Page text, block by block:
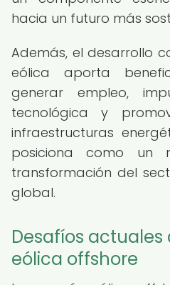
hacia un futuro más
Además, el desarrollo
eólica aporta
generar empleo,
tecnológica y
infraestructuras
posiciona como un
transformación del
global.
Desafíos
eólica offshore